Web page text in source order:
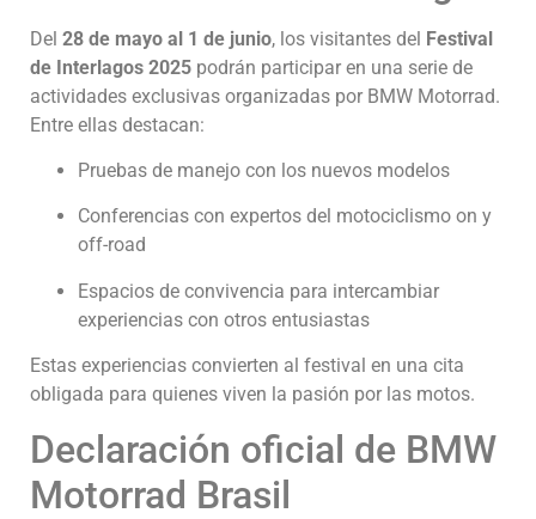
Del 28 de mayo al 1 de junio, los visitantes del Festival
de Interlagos 2025 podrán participar en una serie de
actividades exclusivas organizadas por BMW Motorrad.
Entre ellas destacan:
Pruebas de manejo con los nuevos modelos
Conferencias con expertos del motociclismo on y
off-road
Espacios de convivencia para intercambiar
experiencias con otros entusiastas
Estas experiencias convierten al festival en una cita
obligada para quienes viven la pasión por las motos.
Declaración oficial de BMW
Motorrad Brasil